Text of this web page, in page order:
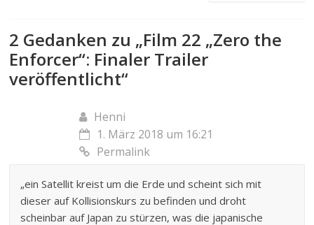
2 Gedanken zu „Film 22 „Zero the
Enforcer“: Finaler Trailer
veröffentlicht“
Henni
1. März 2018 um 16:21
Permalink
„ein Satellit kreist um die Erde und scheint sich mit
dieser auf Kollisionskurs zu befinden und droht
scheinbar auf Japan zu stürzen, was die japanische